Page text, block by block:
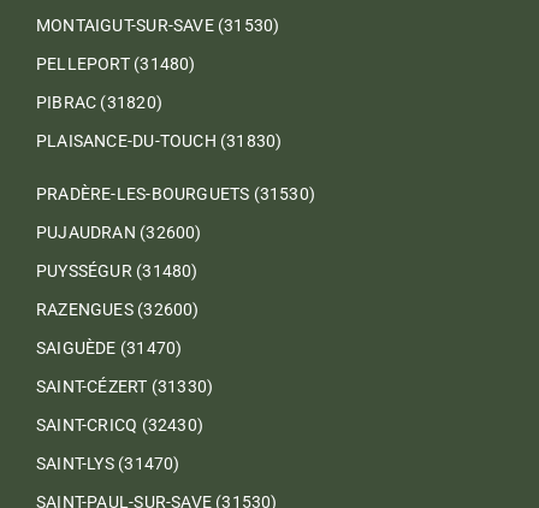
MONTAIGUT-SUR-SAVE (31530)
PELLEPORT (31480)
PIBRAC (31820)
PLAISANCE-DU-TOUCH (31830)
PRADÈRE-LES-BOURGUETS (31530)
PUJAUDRAN (32600)
PUYSSÉGUR (31480)
RAZENGUES (32600)
SAIGUÈDE (31470)
SAINT-CÉZERT (31330)
SAINT-CRICQ (32430)
SAINT-LYS (31470)
SAINT-PAUL-SUR-SAVE (31530)